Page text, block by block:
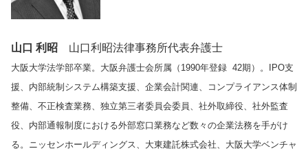
山口 利昭 山口利昭法律事務所代表弁護士
大阪大学法学部卒業。大阪弁護士会所属（1990年登録 42期）。IPO支
援、内部統制システム構築支援、企業会計関連、コンプライアンス体制
整備、不正検査業務、独立第三者委員会委員、社外取締役、社外監査
役、内部通報制度における外部窓口業務など数々の企業法務を手がけ
る。ニッセンホールディングス、大東建託株式会社、大阪大学ベンチャ